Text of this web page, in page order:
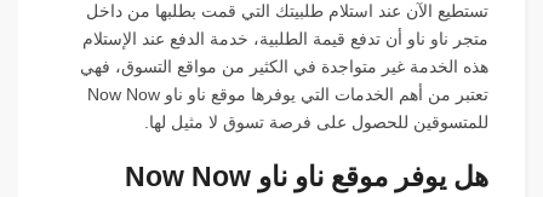
تستطيع الآن عند استلام طلبيتك التي قمت بطلبها من داخل
متجر ناو ناو أن تدفع قيمة الطلبية، خدمة الدفع عند الإستلام
هذه الخدمة غير متواجدة في الكثير من مواقع التسوق، فهي
تعتبر من أهم الخدمات التي يوفرها موقع ناو ناو Now Now
للمتسوقين للحصول على فرصة تسوق لا مثيل لها.
هل يوفر موقع ناو ناو Now Now